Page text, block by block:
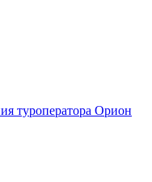
туроператора Орион